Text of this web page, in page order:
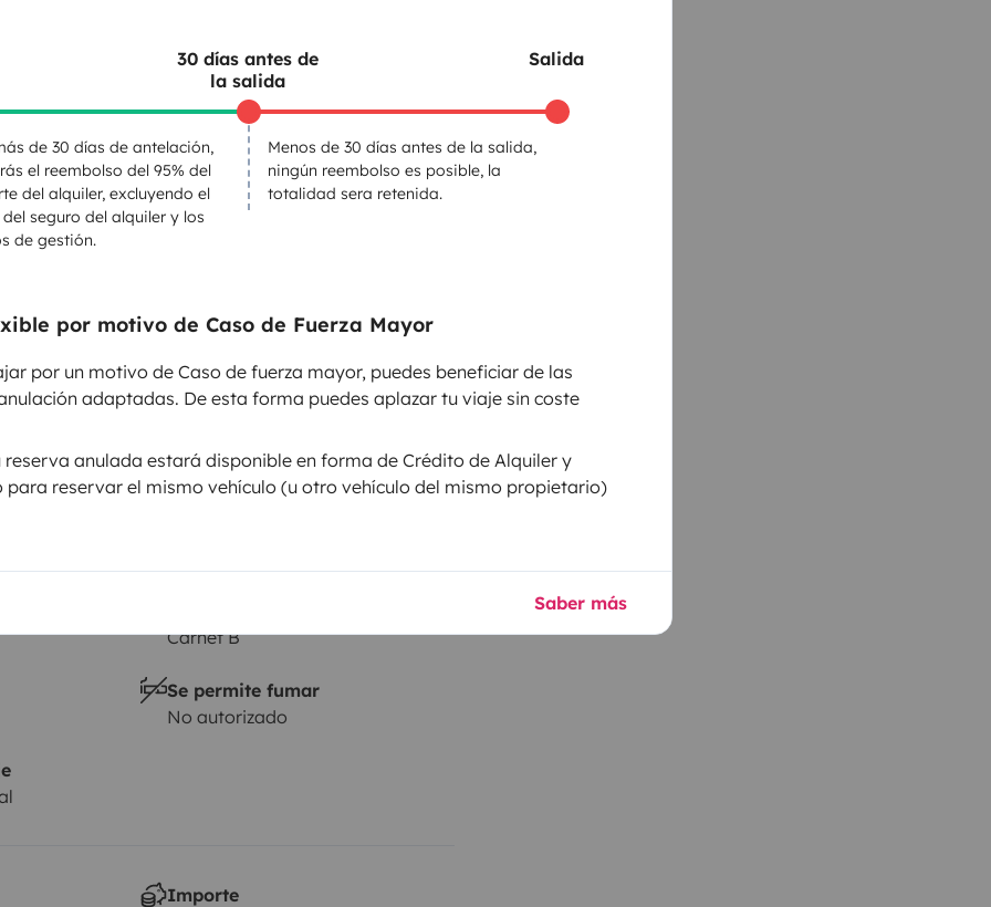
de 30 días de antelación,
el reembolso del 95% del
del alquiler, excluyendo el
seguro del alquiler y los
de gestión.
30 días antes de
la salida
Menos de 30 días antes de la salida,
ningún reembolso es posible, la
totalidad sera retenida.
Salida
por motivo de Caso de Fuerza Mayor
por un motivo de Caso de fuerza mayor, puedes beneficiar de las
adaptadas. De esta forma puedes aplazar tu viaje sin coste
reserva anulada estará disponible en forma de Crédito de Alquiler y
para reservar el mismo vehículo (u otro vehículo del mismo propietario)
Saber más
Dirección asistida
Altura
Carnet B
Se permite fumar
No autorizado
Importe